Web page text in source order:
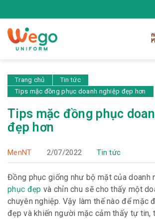
Trang chủ
Tin tức
Tips mặc đồng phục doanh nghiệp đẹp hơn
Tips mặc đồng phục
đẹp hơn
MenNT 2/07/2022 Tin tức
Đồng phục giống như bộ mặt của doanh
phục đẹp và chỉn chu sẽ cho thấy một
chuyên nghiệp. Vậy làm thế nào để mặc
đẹp và khiến người mặc cảm thấy tự tin,